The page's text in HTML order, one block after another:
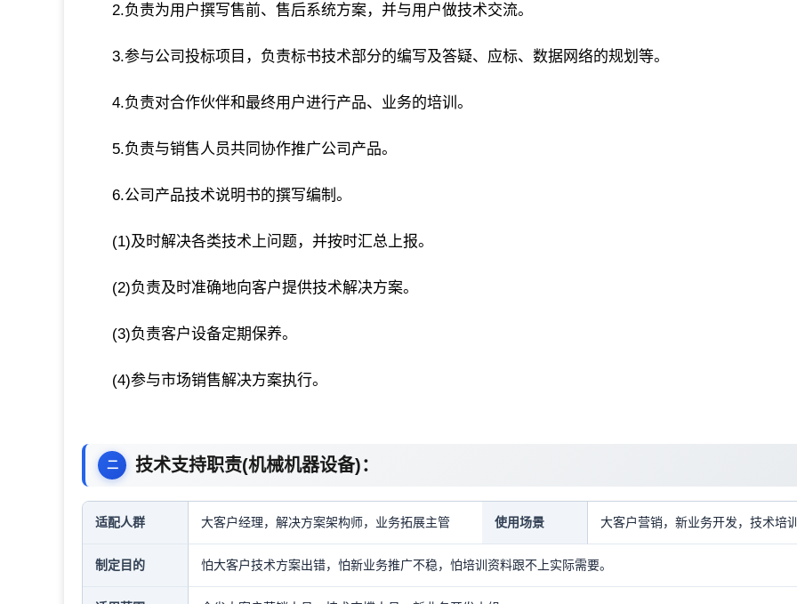
2.负责为用户撰写售前、售后系统方案，并与用户做技术交流。
3.参与公司投标项目，负责标书技术部分的编写及答疑、应标、数据网络的规划等。
4.负责对合作伙伴和最终用户进行产品、业务的培训。
5.负责与销售人员共同协作推广公司产品。
6.公司产品技术说明书的撰写编制。
(1)及时解决各类技术上问题，并按时汇总上报。
(2)负责及时准确地向客户提供技术解决方案。
(3)负责客户设备定期保养。
(4)参与市场销售解决方案执行。
技术支持职责(机械机器设备)：
适配人群 大客户经理，解决方案架构师，业务拓展主管 使用场景 大客户营销，新业务开发，技术培
制定目的 怕大客户技术方案出错，怕新业务推广不稳，怕培训资料跟不上实际需要。